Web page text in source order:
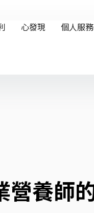
養師